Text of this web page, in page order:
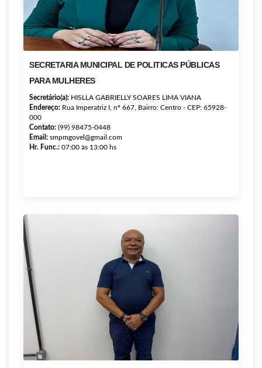
SECRETARIA MUNICIPAL DE POLITICAS PÚBLICAS
PARA MULHERES
Secretário(a): HISLLA GABRIELLY SOARES LIMA VIANA
Endereço: Rua Imperatriz I, nº 667, Bairro: Centro - CEP: 65928-
000
Contato: (99) 98475-0448
Email: smpmgovel@gmail.com
Hr. Func.: 07:00 às 13:00 hs